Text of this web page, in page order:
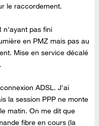
le raccordement.
n'ayant pas fini
en PMZ mais pas au
Mise en service décalé
ADSL. J'ai
la session PPP ne monte
matin. On me dit que
fibre en cours (la